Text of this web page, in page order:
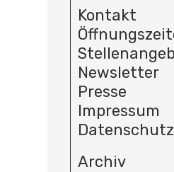
Kontakt
Newsletter
Presse
Impressum
Datenschutz
Archiv